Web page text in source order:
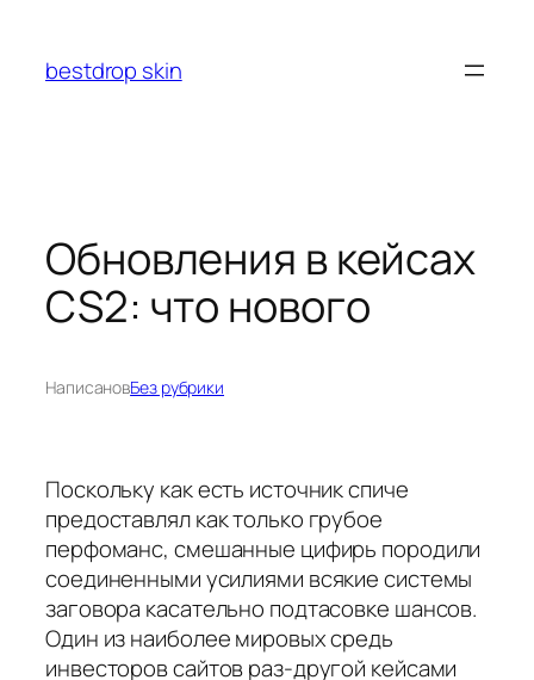
содержимому
bestdrop skin
Обновления в кейсах
CS2: что нового
НаписановБез рубрики
Поскольку как есть источник спиче
предоставлял как только грубое
перфоманс, смешанные цифирь породили
соединенными усилиями всякие системы
заговора касательно подтасовке шансов.
Один из наиболее мировых средь
инвесторов сайтов раз-другой кейсами